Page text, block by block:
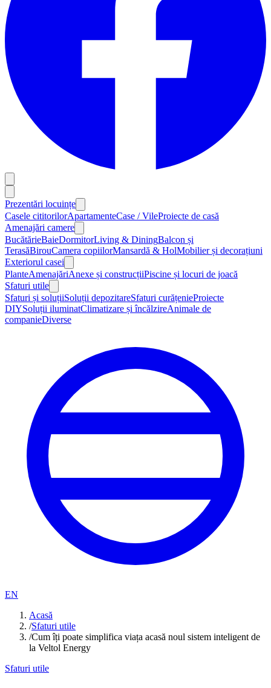
Prezentări locuințe
Casele cititorilorApartamenteCase / VileProiecte de casă
Amenajări camere
BucătărieBaieDormitorLiving & DiningBalcon și
TerasăBirouCamera copiilorMansardă & HolMobilier și decorațiuni
Exteriorul casei
PlanteAmenajăriAnexe și construcțiiPiscine și locuri de joacă
Sfaturi utile
Sfaturi și soluțiiSoluții depozitareSfaturi curățenieProiecte
DIYSoluții iluminatClimatizare și încălzireAnimale de
companieDiverse
EN
Acasă
/Sfaturi utile
/Cum îți poate simplifica viața acasă noul sistem inteligent de
la Veltol Energy
Sfaturi utile